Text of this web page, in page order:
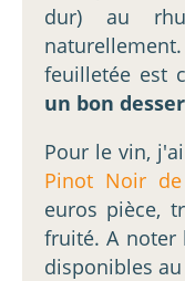
dur) au
feuilletée est
un bon
Pour le vin,
Pinot Noir de
euros pièce,
fruité. A noter
disponibles